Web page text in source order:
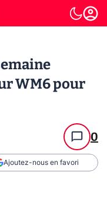
WM6 pour
0
Ajoutez-nous en favori